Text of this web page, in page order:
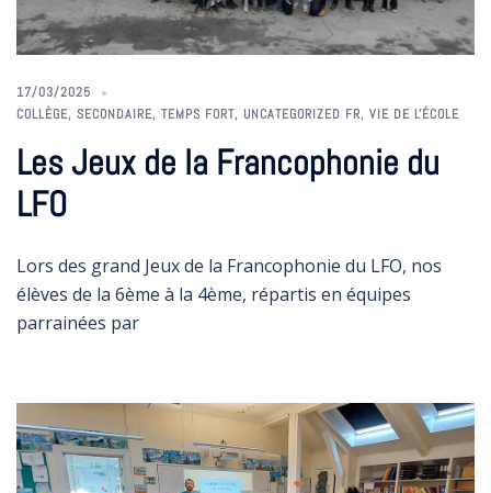
17/03/2025
COLLÈGE, SECONDAIRE, TEMPS FORT, UNCATEGORIZED FR, VIE DE L'ÉCOLE
Les Jeux de la Francophonie du
LFO
Lors des grand Jeux de la Francophonie du LFO, nos
élèves de la 6ème à la 4ème, répartis en équipes
parrainées par